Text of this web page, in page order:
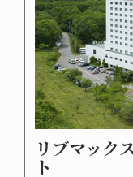
リブマック
ト